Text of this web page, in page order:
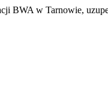
BWA w Tarnowie,